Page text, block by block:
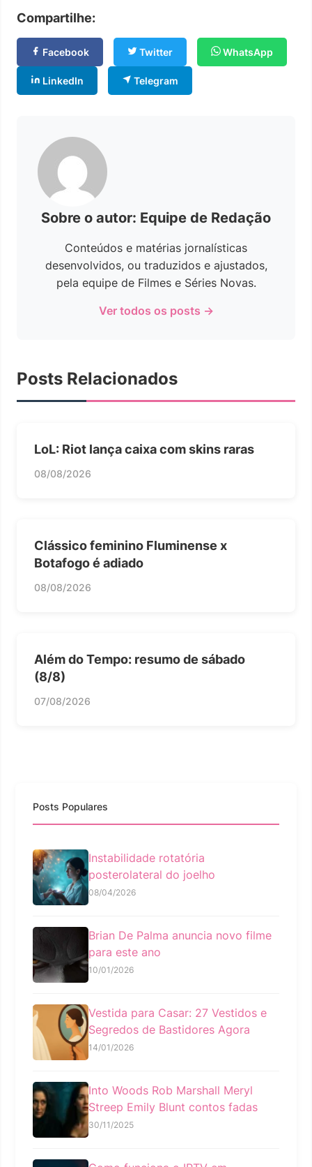
Compartilhe:
Facebook Twitter WhatsApp
LinkedIn Telegram
Sobre o autor: Equipe de Redação
Conteúdos e matérias jornalísticas
desenvolvidos, ou traduzidos e ajustados,
pela equipe de Filmes e Séries Novas.
Ver todos os posts →
Posts Relacionados
LoL: Riot lança caixa com skins raras
08/08/2026
Clássico feminino Fluminense x
Botafogo é adiado
08/08/2026
Além do Tempo: resumo de sábado
(8/8)
07/08/2026
Posts Populares
Instabilidade rotatória
posterolateral do joelho
08/04/2026
Brian De Palma anuncia novo filme
para este ano
10/01/2026
Vestida para Casar: 27 Vestidos e
Segredos de Bastidores Agora
14/01/2026
Into Woods Rob Marshall Meryl
Streep Emily Blunt contos fadas
30/11/2025